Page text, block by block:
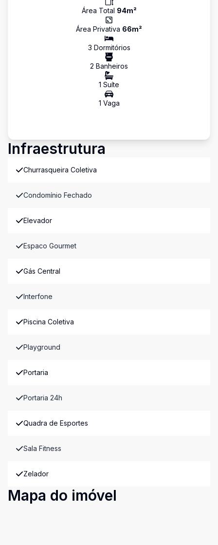
Área Total 94m²
Área Privativa 66m²
3 Dormitórios
2 Banheiros
1 Suíte
1 Vaga
Infraestrutura
Churrasqueira Coletiva
Condomínio Fechado
Elevador
Espaco Gourmet
Gás Central
Interfone
Piscina Coletiva
Playground
Portaria
Portaria 24h
Quadra de Esportes
Sala Fitness
Zelador
Mapa do imóvel